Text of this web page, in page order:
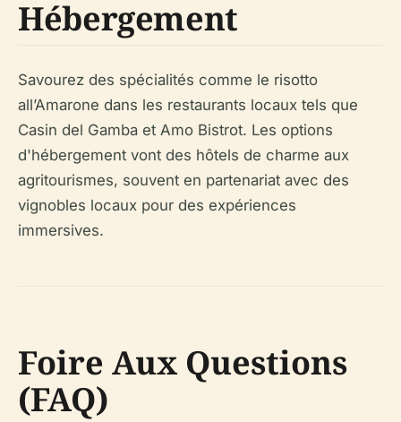
Hébergement
Savourez des spécialités comme le risotto
all’Amarone dans les restaurants locaux tels que
Casin del Gamba et Amo Bistrot. Les options
d'hébergement vont des hôtels de charme aux
agritourismes, souvent en partenariat avec des
vignobles locaux pour des expériences
immersives.
Foire Aux Questions
(FAQ)